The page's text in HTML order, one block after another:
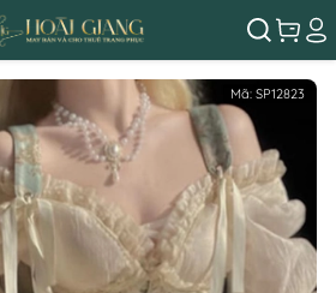
Mã: SP12823